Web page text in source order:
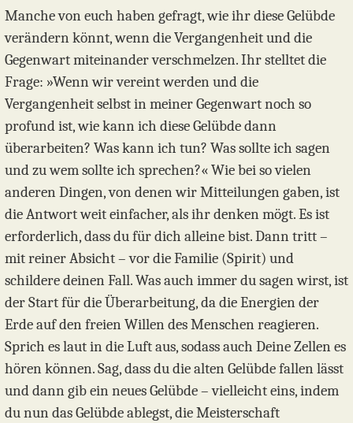
Manche von euch haben gefragt, wie ihr diese Gelübde
verändern könnt, wenn die Vergangenheit und die
Gegenwart miteinander verschmelzen. Ihr stelltet die
Frage: »Wenn wir vereint werden und die
Vergangenheit selbst in meiner Gegenwart noch so
profund ist, wie kann ich diese Gelübde dann
überarbeiten? Was kann ich tun? Was sollte ich sagen
und zu wem sollte ich sprechen?« Wie bei so vielen
anderen Dingen, von denen wir Mitteilungen gaben, ist
die Antwort weit einfacher, als ihr denken mögt. Es ist
erforderlich, dass du für dich alleine bist. Dann tritt –
mit reiner Absicht – vor die Familie (Spirit) und
schildere deinen Fall. Was auch immer du sagen wirst, ist
der Start für die Überarbeitung, da die Energien der
Erde auf den freien Willen des Menschen reagieren.
Sprich es laut in die Luft aus, sodass auch Deine Zellen es
hören können. Sag, dass du die alten Gelübde fallen lässt
und dann gib ein neues Gelübde – vielleicht eins, indem
du nun das Gelübde ablegst, die Meisterschaft